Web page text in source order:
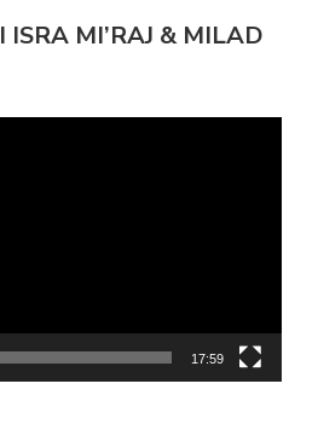
MI’RAJ & MILAD
17:59